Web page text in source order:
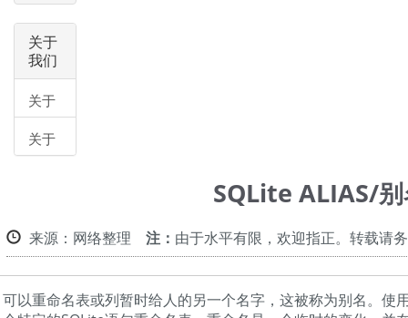
教程
关于
我们
关于
关于
SQLite ALIAS/
来源：网络整理 注： 由于水平有限，欢迎指正。转载请
可以重命名表或列暂时给人的另一个名字，这被称为别名。使